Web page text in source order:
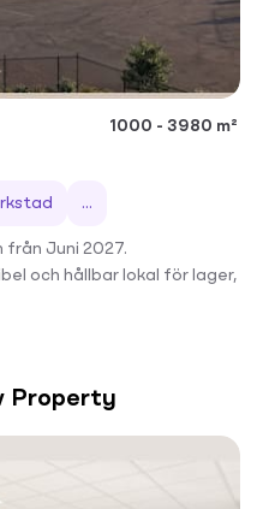
1000 - 3980 m²
...
från Juni 2027.
och hållbar lokal för lager,
Property